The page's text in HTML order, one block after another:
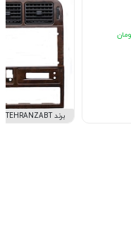
برند TEHRANZABT